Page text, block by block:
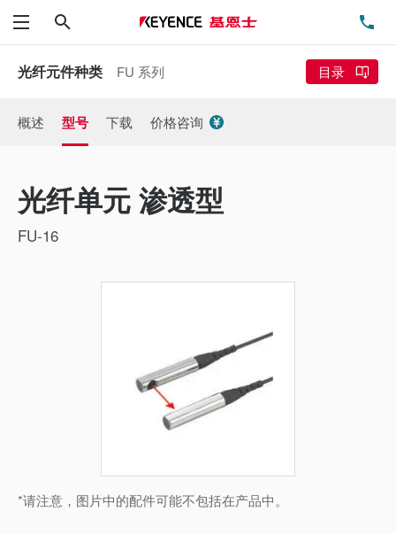
菜单
光纤元件种类 FU 系列 目录
概述 型号 下载 价格咨询
光纤单元 渗透型
FU-16
*请注意，图片中的配件可能不包括在产品中。